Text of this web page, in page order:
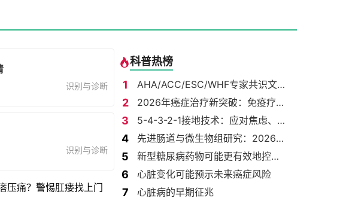
识别与诊断
识别与诊断
压痛？警惕肛瘘找上门
科普热榜
1
AHA/ACC/ESC/WHF专家共识文件：心力衰竭第二次全球定义（2026）
2 2026年癌症治疗新突破：免疫疗法、人工智能、癌症疫苗及其他
3 5-4-3-2-1接地技术：应对焦虑、恐慌、压力和恐惧
4 先进肠道与微生物组研究：2026年第1卷
5 新型糖尿病药物可能更有效地控制血糖并减轻体重
6 心脏变化可能预示未来癌症风险
7 心脏病的早期征兆